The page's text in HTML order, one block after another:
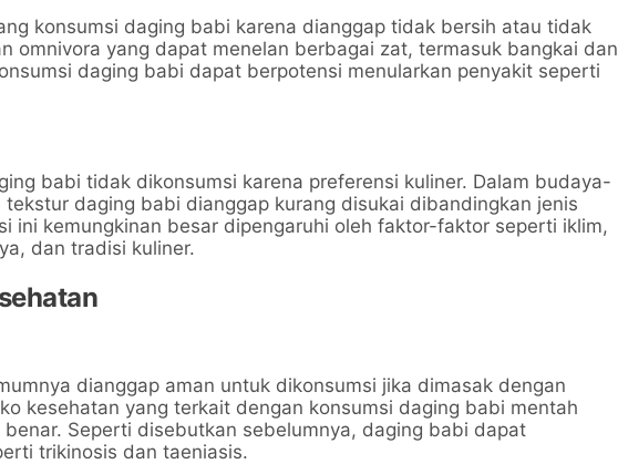
konsumsi daging babi karena dianggap tidak bersih atau tidak
omnivora yang dapat menelan berbagai zat, termasuk bangkai dan
daging babi dapat berpotensi menularkan penyakit seperti
babi tidak dikonsumsi karena preferensi kuliner. Dalam budaya-
daging babi dianggap kurang disukai dibandingkan jenis
ini kemungkinan besar dipengaruhi oleh faktor-faktor seperti iklim,
dan tradisi kuliner.
dianggap aman untuk dikonsumsi jika dimasak dengan
kesehatan yang terkait dengan konsumsi daging babi mentah
Seperti disebutkan sebelumnya, daging babi dapat
trikinosis dan taeniasis.